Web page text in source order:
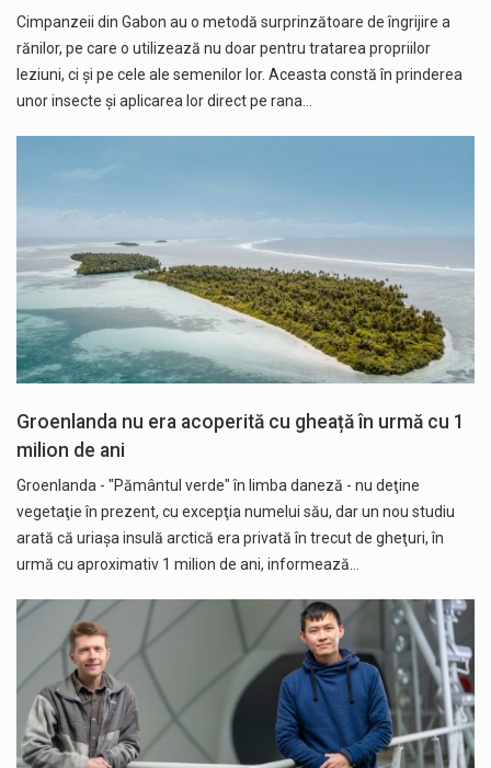
Cimpanzeii din Gabon au o metodă surprinzătoare de îngrijire a
rănilor, pe care o utilizează nu doar pentru tratarea propriilor
leziuni, ci şi pe cele ale semenilor lor. Aceasta constă în prinderea
unor insecte şi aplicarea lor direct pe rana…
Groenlanda nu era acoperită cu gheață în urmă cu 1
milion de ani
Groenlanda - "Pământul verde" în limba daneză - nu deţine
vegetaţie în prezent, cu excepţia numelui său, dar un nou studiu
arată că uriaşa insulă arctică era privată în trecut de gheţuri, în
urmă cu aproximativ 1 milion de ani, informează…